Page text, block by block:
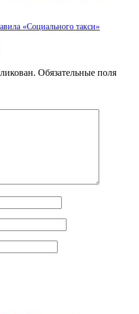
«Социального такси»
Обязательные поля